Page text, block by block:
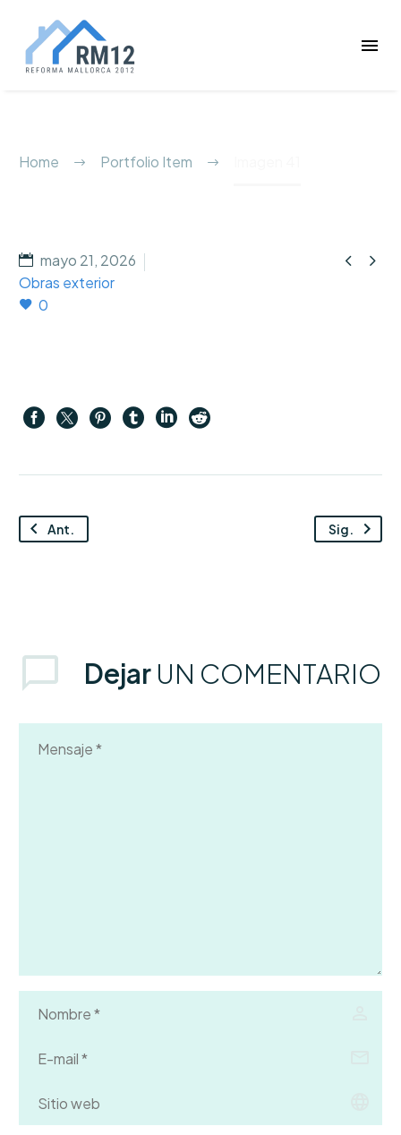
Home Portfolio Item
 
mayo 21, 2026
Obras exterior
0
Ant. Sig.
Dejar UN COMENTARIO